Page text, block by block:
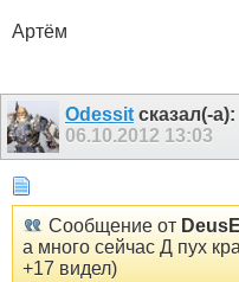
Артём
Odessit сказал(-а):
06.10.2012 13:03
Сообщение от
а много сейчас Д пух
+17 видел)